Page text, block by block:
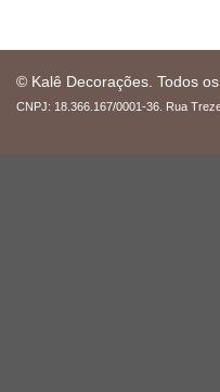
© Kalê Decorações. Todos
CNPJ: 18.366.167/0001-36. Rua